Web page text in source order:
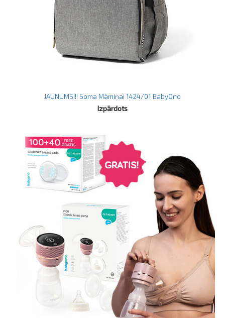
JAUNUMS!!! Soma Māmiņai 1424/01 BabyOno
Izpārdots